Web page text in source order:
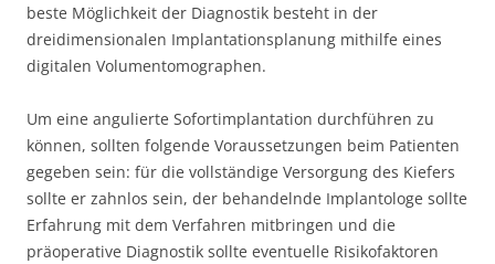
beste Möglichkeit der Diagnostik besteht in der
dreidimensionalen Implantationsplanung mithilfe eines
digitalen Volumentomographen.
Um eine angulierte Sofortimplantation durchführen zu
können, sollten folgende Voraussetzungen beim Patienten
gegeben sein: für die vollständige Versorgung des Kiefers
sollte er zahnlos sein, der behandelnde Implantologe sollte
Erfahrung mit dem Verfahren mitbringen und die
präoperative Diagnostik sollte eventuelle Risikofaktoren